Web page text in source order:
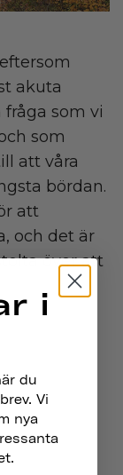
akuta
som vi
som
att våra
bördan.
att
och det är
över att
i
du
Vi
nya